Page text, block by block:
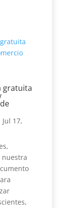
gratuita
Jul 17,